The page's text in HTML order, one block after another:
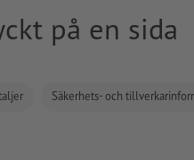
på en sida
Säkerhets- och